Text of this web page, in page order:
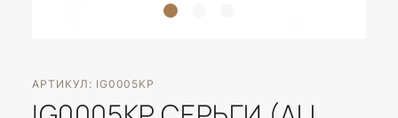
АРТИКУЛ: IG0005KP